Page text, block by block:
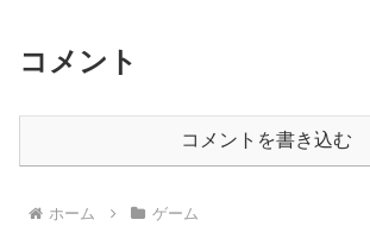
コメント
コメントを書き込む
ホーム ゲーム